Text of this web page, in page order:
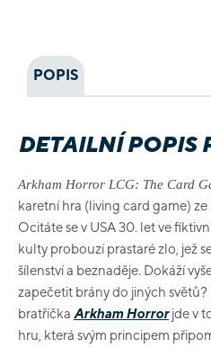
POPIS
DETAILNÍ POPIS
Arkham Horror LCG: The Card
karetní hra (living card game) ze
Ocitáte se v USA 30. let ve
kulty probouzí prastaré zlo, jež
šílenství a beznaděje. Dokáží
zapečetit brány do jiných
bratříčka Arkham Horror jde v
hru, která svým principem